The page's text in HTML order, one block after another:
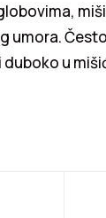
umora.
u